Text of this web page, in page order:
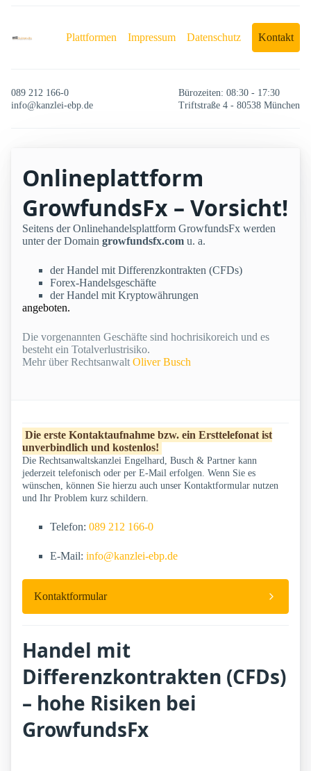
Plattformen Impressum Datenschutz Kontakt
089 212 166-0
info@kanzlei-ebp.de
Bürozeiten: 08:30 - 17:30
Triftstraße 4 - 80538 München
Onlineplattform
GrowfundsFx – Vorsicht!
Seitens der Onlinehandelsplattform GrowfundsFx werden
unter der Domain growfundsfx.com u. a.
der Handel mit Differenzkontrakten (CFDs)
Forex-Handelsgeschäfte
der Handel mit Kryptowährungen
angeboten.
Die vorgenannten Geschäfte sind hochrisikoreich und es
besteht ein Totalverlustrisiko.
Mehr über Rechtsanwalt Oliver Busch
Die erste Kontaktaufnahme bzw. ein Ersttelefonat ist
unverbindlich und kostenlos!
Die Rechtsanwaltskanzlei Engelhard, Busch & Partner kann
jederzeit telefonisch oder per E-Mail erfolgen. Wenn Sie es
wünschen, können Sie hierzu auch unser Kontaktformular nutzen
und Ihr Problem kurz schildern.
Telefon: 089 212 166-0
E-Mail: info@kanzlei-ebp.de
Kontaktformular
Handel mit
Differenzkontrakten (CFDs)
– hohe Risiken bei
GrowfundsFx